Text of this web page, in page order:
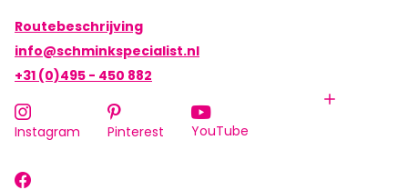
Routebeschrijving
info@schminkspecialist.nl
+31 (0)495 - 450 882
Instagram Pinterest YouTube